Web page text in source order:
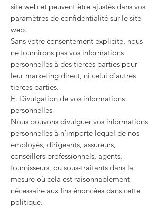
site web et peuvent être ajustés dans vos
paramètres de confidentialité sur le site
web.
Sans votre consentement explicite, nous
ne fournirons pas vos informations
personnelles à des tierces parties pour
leur marketing direct, ni celui d’autres
tierces parties.
E. Divulgation de vos informations
personnelles
Nous pouvons divulguer vos informations
personnelles à n’importe lequel de nos
employés, dirigeants, assureurs,
conseillers professionnels, agents,
fournisseurs, ou sous-traitants dans la
mesure où cela est raisonnablement
nécessaire aux fins énoncées dans cette
politique.